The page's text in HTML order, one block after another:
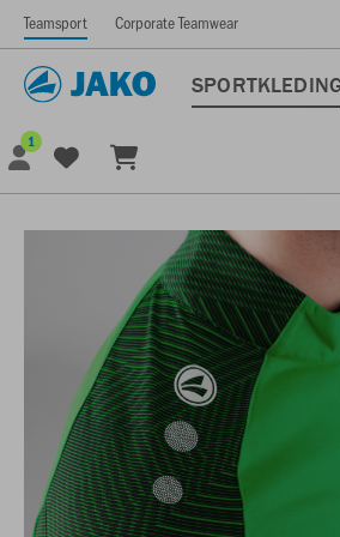
Teamsport Corporate Teamwear
1